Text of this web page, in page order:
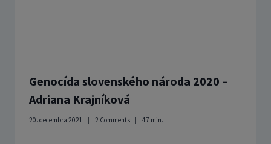
Genocída slovenského národa 2020 –
Adriana Krajníková
20. decembra 2021 2 Comments 47 min.